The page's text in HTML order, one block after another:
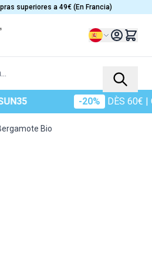
superiores a 49€ (En Francia)
Lenguaje
-20% DÈS 60€|
Bio